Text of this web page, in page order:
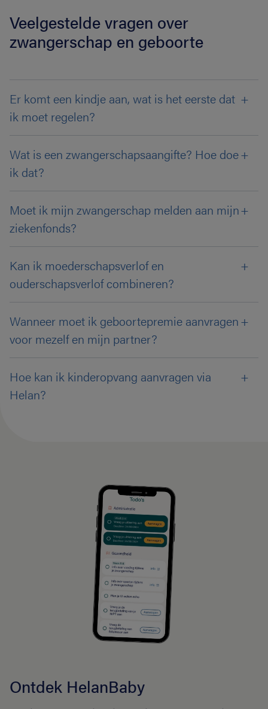
Veelgestelde vragen over
zwangerschap en geboorte
Er komt een kindje aan, wat is het eerste dat
ik moet regelen?
Wat is een zwangerschapsaangifte? Hoe doe
ik dat?
Moet ik mijn zwangerschap melden aan mijn
ziekenfonds?
Kan ik moederschapsverlof en
ouderschapsverlof combineren?
Wanneer moet ik geboortepremie aanvragen
voor mezelf en mijn partner?
Hoe kan ik kinderopvang aanvragen via
Helan?
Ontdek HelanBaby